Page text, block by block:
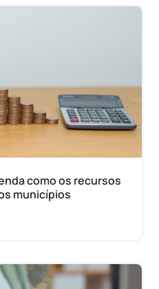
como os recursos
municípios